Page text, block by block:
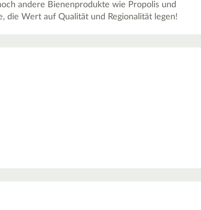
andere Bienenprodukte wie Propolis und
die Wert auf Qualität und Regionalität legen!